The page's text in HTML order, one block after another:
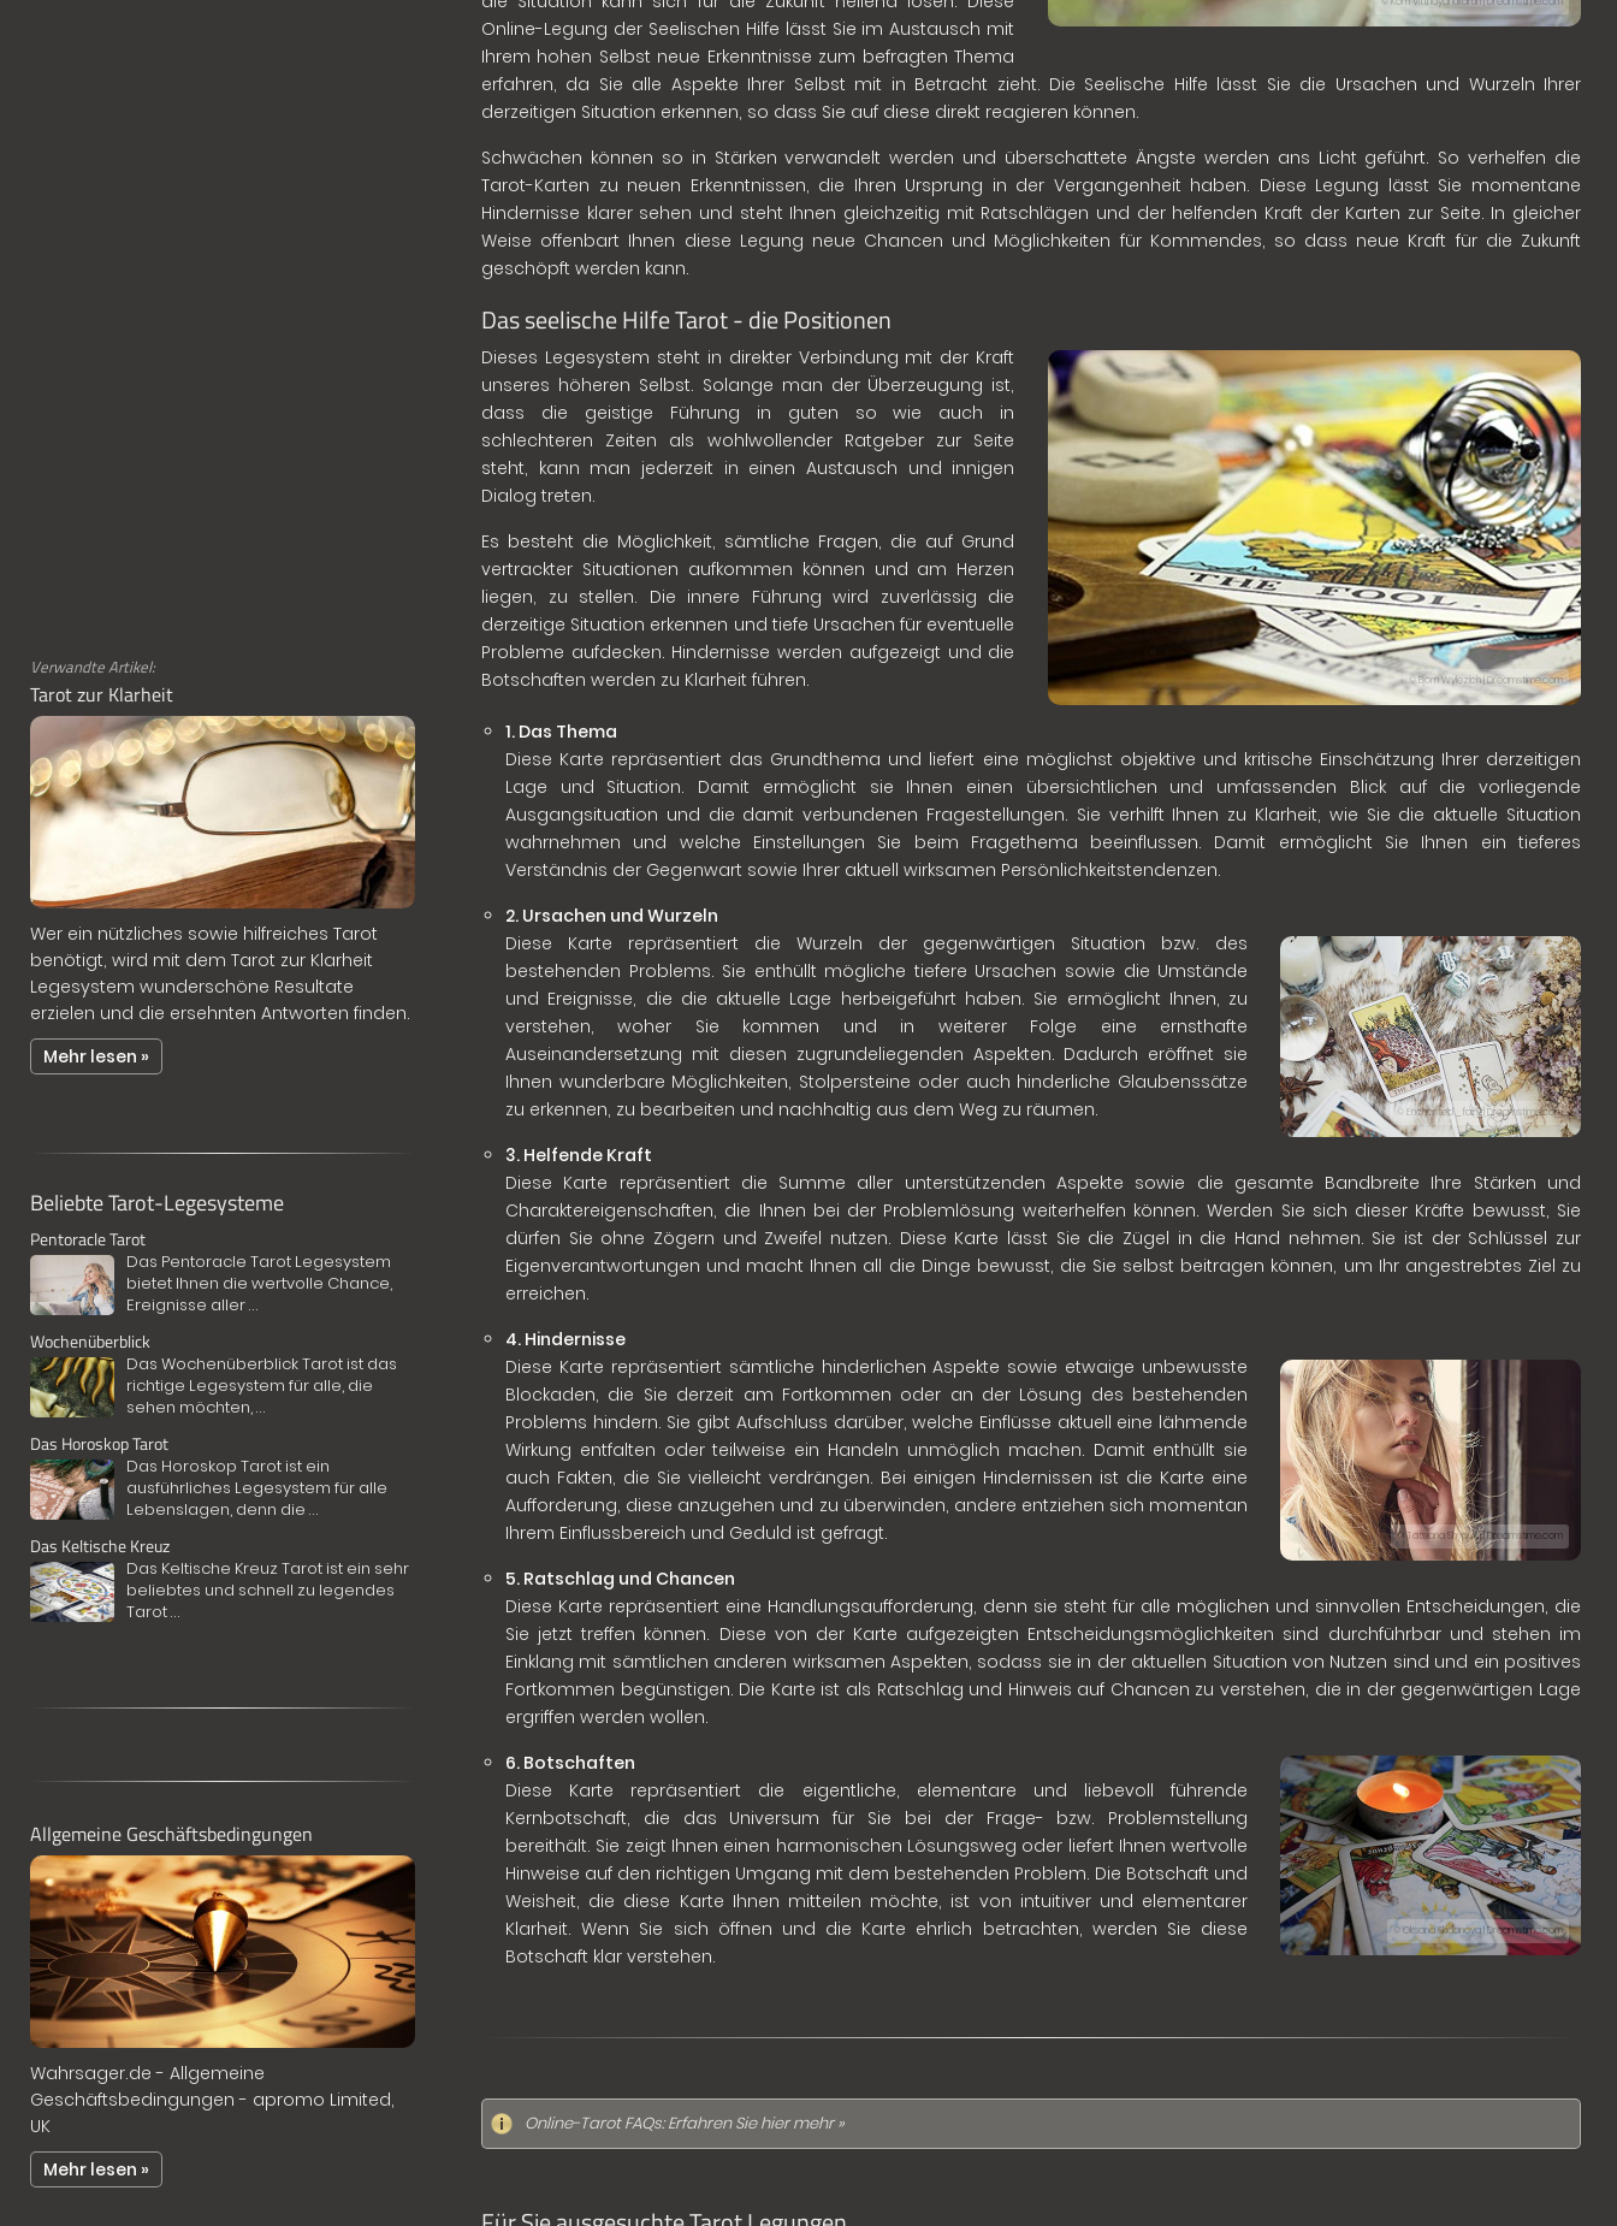
Verwandte Artikel:
Tarot zur Klarheit
Wer ein nützliches sowie hilfreiches Tarot
benötigt, wird mit dem Tarot zur Klarheit
Legesystem wunderschöne Resultate
erzielen und die ersehnten Antworten finden.
Mehr lesen »
Beliebte Tarot-Legesysteme
Pentoracle Tarot
Das Pentoracle Tarot Legesystem
bietet Ihnen die wertvolle Chance,
Ereignisse aller...
Wochenüberblick
Das Wochenüberblick Tarot ist das
richtige Legesystem für alle, die
sehen möchten,...
Das Horoskop Tarot
Das Horoskop Tarot ist ein
ausführliches Legesystem für alle
Lebenslagen, denn die ...
Das Keltische Kreuz
Das Keltische Kreuz Tarot ist ein sehr
beliebtes und schnell zu legendes
Tarot...
Allgemeine Geschäftsbedingungen
Wahrsager.de - Allgemeine
Geschäftsbedingungen - apromo Limited,
UK
Mehr lesen »
Online-Legung der Seelischen Hilfe lässt Sie im Austausch mit
Ihrem hohen Selbst neue Erkenntnisse zum befragten Thema
erfahren, da Sie alle Aspekte Ihrer Selbst mit in Betracht zieht. Die Seelische Hilfe lässt Sie die Ursachen und Wurzeln Ihrer
derzeitigen Situation erkennen, so dass Sie auf diese direkt reagieren können.
Schwächen können so in Stärken verwandelt werden und überschattete Ängste werden ans Licht geführt. So verhelfen die
Tarot-Karten zu neuen Erkenntnissen, die Ihren Ursprung in der Vergangenheit haben. Diese Legung lässt Sie momentane
Hindernisse klarer sehen und steht Ihnen gleichzeitig mit Ratschlägen und der helfenden Kraft der Karten zur Seite. In gleicher
Weise offenbart Ihnen diese Legung neue Chancen und Möglichkeiten für Kommendes, so dass neue Kraft für die Zukunft
geschöpft werden kann.
Das seelische Hilfe Tarot - die Positionen
© Björn Wylezich | Dreamstime.com
Dieses Legesystem steht in direkter Verbindung mit der Kraft
unseres höheren Selbst. Solange man der Überzeugung ist,
dass die geistige Führung in guten so wie auch in
schlechteren Zeiten als wohlwollender Ratgeber zur Seite
steht, kann man jederzeit in einen Austausch und innigen
Dialog treten.
Es besteht die Möglichkeit, sämtliche Fragen, die auf Grund
vertrackter Situationen aufkommen können und am Herzen
liegen, zu stellen. Die innere Führung wird zuverlässig die
derzeitige Situation erkennen und tiefe Ursachen für eventuelle
Probleme aufdecken. Hindernisse werden aufgezeigt und die
Botschaften werden zu Klarheit führen.
1. Das Thema
Diese Karte repräsentiert das Grundthema und liefert eine möglichst objektive und kritische Einschätzung Ihrer derzeitigen
Lage und Situation. Damit ermöglicht sie Ihnen einen übersichtlichen und umfassenden Blick auf die vorliegende
Ausgangsituation und die damit verbundenen Fragestellungen. Sie verhilft Ihnen zu Klarheit, wie Sie die aktuelle Situation
wahrnehmen und welche Einstellungen Sie beim Fragethema beeinflussen. Damit ermöglicht Sie Ihnen ein tieferes
Verständnis der Gegenwart sowie Ihrer aktuell wirksamen Persönlichkeitstendenzen.
2. Ursachen und Wurzeln
© Enchanted _fairy | Dreamstime.com
Diese Karte repräsentiert die Wurzeln der gegenwärtigen Situation bzw. des
bestehenden Problems. Sie enthüllt mögliche tiefere Ursachen sowie die Umstände
und Ereignisse, die die aktuelle Lage herbeigeführt haben. Sie ermöglicht Ihnen, zu
verstehen, woher Sie kommen und in weiterer Folge eine ernsthafte
Auseinandersetzung mit diesen zugrundeliegenden Aspekten. Dadurch eröffnet sie
Ihnen wunderbare Möglichkeiten, Stolpersteine oder auch hinderliche Glaubenssätze
zu erkennen, zu bearbeiten und nachhaltig aus dem Weg zu räumen.
3. Helfende Kraft
Diese Karte repräsentiert die Summe aller unterstützenden Aspekte sowie die gesamte Bandbreite Ihre Stärken und
Charaktereigenschaften, die Ihnen bei der Problemlösung weiterhelfen können. Werden Sie sich dieser Kräfte bewusst, Sie
dürfen Sie ohne Zögern und Zweifel nutzen. Diese Karte lässt Sie die Zügel in die Hand nehmen. Sie ist der Schlüssel zur
Eigenverantwortungen und macht Ihnen all die Dinge bewusst, die Sie selbst beitragen können, um Ihr angestrebtes Ziel zu
erreichen.
4. Hindernisse
© Tatsiana Shypulia | Dreamstime.com
Diese Karte repräsentiert sämtliche hinderlichen Aspekte sowie etwaige unbewusste
Blockaden, die Sie derzeit am Fortkommen oder an der Lösung des bestehenden
Problems hindern. Sie gibt Aufschluss darüber, welche Einflüsse aktuell eine lähmende
Wirkung entfalten oder teilweise ein Handeln unmöglich machen. Damit enthüllt sie
auch Fakten, die Sie vielleicht verdrängen. Bei einigen Hindernissen ist die Karte eine
Aufforderung, diese anzugehen und zu überwinden, andere entziehen sich momentan
Ihrem Einflussbereich und Geduld ist gefragt.
5. Ratschlag und Chancen
Diese Karte repräsentiert eine Handlungsaufforderung, denn sie steht für alle möglichen und sinnvollen Entscheidungen, die
Sie jetzt treffen können. Diese von der Karte aufgezeigten Entscheidungsmöglichkeiten sind durchführbar und stehen im
Einklang mit sämtlichen anderen wirksamen Aspekten, sodass sie in der aktuellen Situation von Nutzen sind und ein positives
Fortkommen begünstigen. Die Karte ist als Ratschlag und Hinweis auf Chancen zu verstehen, die in der gegenwärtigen Lage
ergriffen werden wollen.
© Oksana Skidanova | Dreamstime.com
6. Botschaften
Diese Karte repräsentiert die eigentliche, elementare und liebevoll führende
Kernbotschaft, die das Universum für Sie bei der Frage- bzw. Problemstellung
bereithält. Sie zeigt Ihnen einen harmonischen Lösungsweg oder liefert Ihnen wertvolle
Hinweise auf den richtigen Umgang mit dem bestehenden Problem. Die Botschaft und
Weisheit, die diese Karte Ihnen mitteilen möchte, ist von intuitiver und elementarer
Klarheit. Wenn Sie sich öffnen und die Karte ehrlich betrachten, werden Sie diese
Botschaft klar verstehen.
Online-Tarot FAQs: Erfahren Sie hier mehr »